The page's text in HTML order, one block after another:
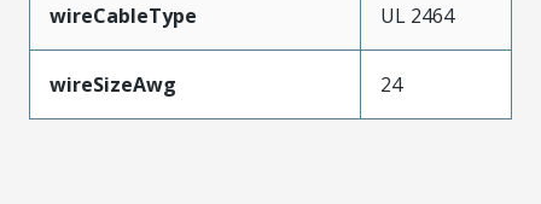
wireCableType UL 2464
wireSizeAwg 24